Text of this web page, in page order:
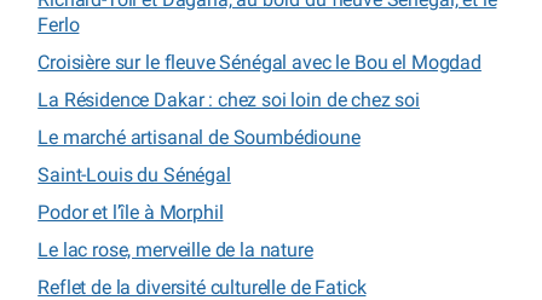
Ferlo
Croisière sur le fleuve Sénégal avec le Bou el Mogdad
La Résidence Dakar : chez soi loin de chez soi
Le marché artisanal de Soumbédioune
Saint-Louis du Sénégal
Podor et l’île à Morphil
Le lac rose, merveille de la nature
Reflet de la diversité culturelle de Fatick